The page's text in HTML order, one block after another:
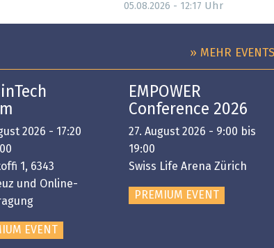
05.08.2026 - 12:17 Uhr
» MEHR EVENTS
2026 - 17:20
1, 6343
und Online-
EVENT
EMPOWER
Conference 2026
27. August 2026 - 9:00 bis
19:00
Swiss Life Arena Zürich
PREMIUM EVENT